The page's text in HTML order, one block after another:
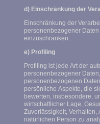
d) Einschränkung der
Einschränkung der
personenbezogener
einzuschränken.
e) Profiling
Profiling ist jede Art der
personenbezogener
personenbezogenen
persönliche Aspekte, die
bewerten, insbesondere,
wirtschaftlicher Lage,
Zuverlässigkeit, Verhalten,
natürlichen Person zu